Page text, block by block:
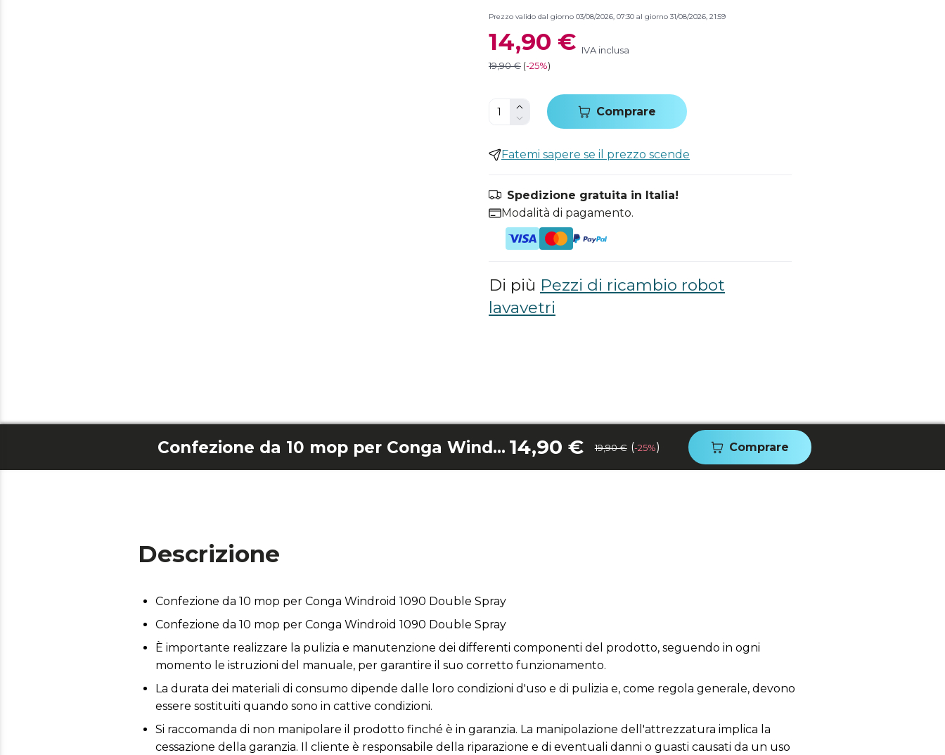
Prezzo valido dal giorno 03/08/2026, 07:30 al giorno 31/08/2026, 21:59
14,90 € IVA inclusa
19,90 € (-25%)
Comprare
Fatemi sapere se il prezzo scende
Spedizione gratuita in Italia!
Modalità di pagamento.
Di più Pezzi di ricambio robot
lavavetri
Confezione da 10 mop per Conga Windroid 1090 Double Spray 14,90 € 19,90 € (-25%) Comprare
Descrizione
Confezione da 10 mop per Conga Windroid 1090 Double Spray
Confezione da 10 mop per Conga Windroid 1090 Double Spray
È importante realizzare la pulizia e manutenzione dei differenti componenti del prodotto, seguendo in ogni
momento le istruzioni del manuale, per garantire il suo corretto funzionamento.
La durata dei materiali di consumo dipende dalle loro condizioni d'uso e di pulizia e, come regola generale, devono
essere sostituiti quando sono in cattive condizioni.
Si raccomanda di non manipolare il prodotto finché è in garanzia. La manipolazione dell'attrezzatura implica la
cessazione della garanzia. Il cliente è responsabile della riparazione e di eventuali danni o guasti causati da un uso